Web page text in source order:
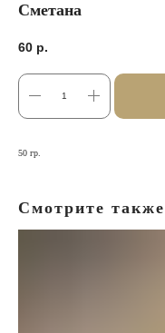
Сметана
60 р.
50 гр.
Смотрите также